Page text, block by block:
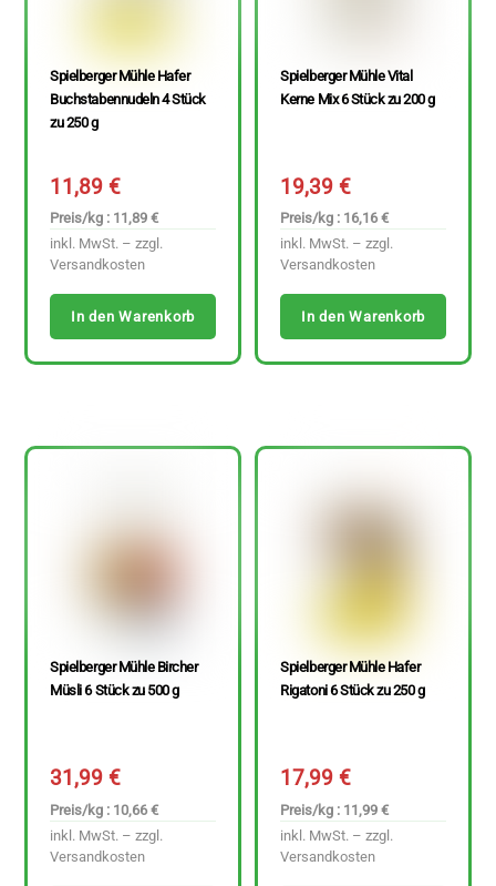
Spielberger Mühle Hafer
Buchstabennudeln 4 Stück
zu 250 g
11,89€
Preis/kg : 11,89 €
inkl. MwSt. – zzgl.
Versandkosten
In den Warenkorb
Spielberger Mühle Vital
Kerne Mix 6 Stück zu 200 g
19,39€
Preis/kg : 16,16 €
inkl. MwSt. – zzgl.
Versandkosten
In den Warenkorb
Spielberger Mühle Bircher
Müsli 6 Stück zu 500 g
31,99€
Preis/kg : 10,66 €
inkl. MwSt. – zzgl.
Versandkosten
Spielberger Mühle Hafer
Rigatoni 6 Stück zu 250 g
17,99€
Preis/kg : 11,99 €
inkl. MwSt. – zzgl.
Versandkosten